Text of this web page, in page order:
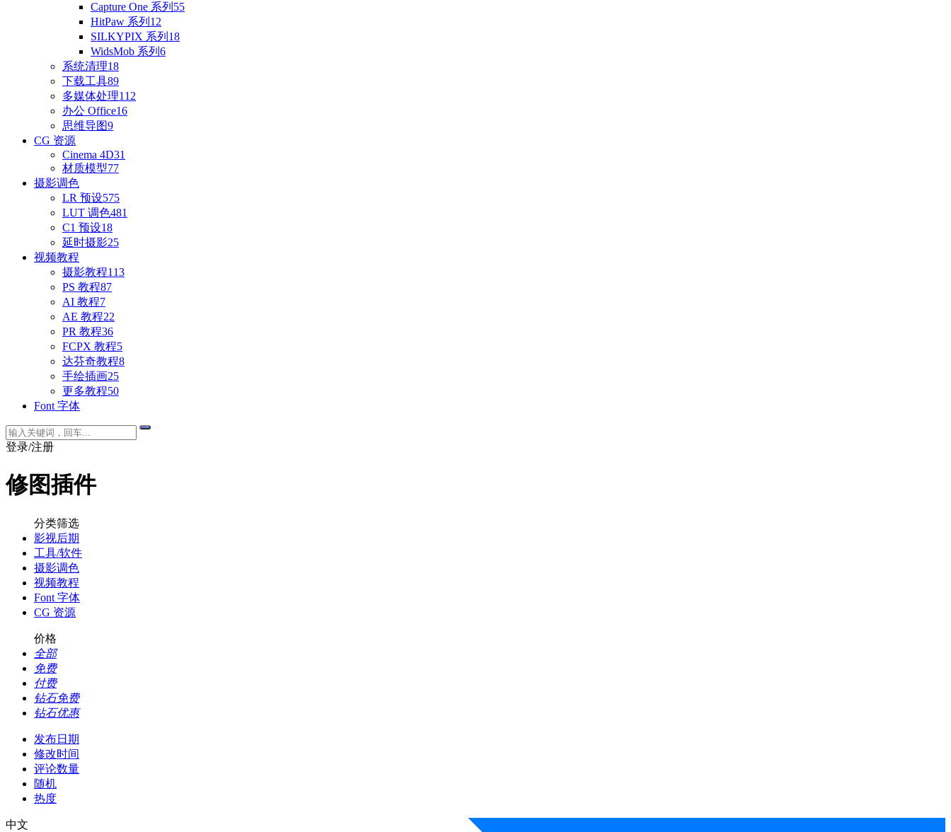
Capture One 系列 55
HitPaw 系列 12
SILKYPIX 系列 18
WidsMob 系列 6
系统清理18
下载工具89
多媒体处理112
办公 Office16
思维导图9
CG 资源
Cinema 4D31
材质模型77
摄影调色
LR 预设575
LUT 调色481
C1 预设18
延时摄影25
视频教程
摄影教程113
PS 教程87
AI 教程7
AE 教程22
PR 教程36
FCPX 教程5
达芬奇教程8
手绘插画25
更多教程50
Font 字体
登录/注册
修图插件
分类筛选
影视后期
工具/软件
摄影调色
视频教程
Font 字体
CG 资源
价格
全部
免费
付费
钻石免费
钻石优惠
发布日期
修改时间
评论数量
随机
热度
中文